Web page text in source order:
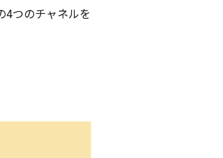
4つのチャネルを